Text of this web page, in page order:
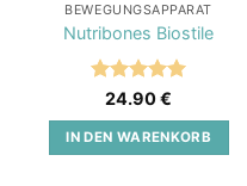
BEWEGUNGSAPPARAT
Nutribones Biostile
Bewertet
5
24.90€
IN DEN WARENKORB